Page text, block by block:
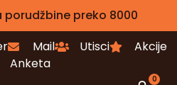
preko 8000
Mail Utisci
Akcije
Anketa
0